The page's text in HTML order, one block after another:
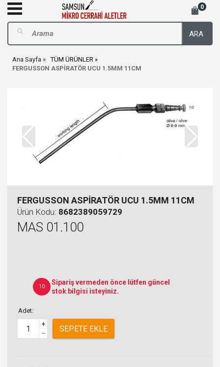
0
ARA
Ana Sayfa
TÜM ÜRÜNLER
FERGUSSON ASPİRATÖR UCU 1.5MM 11CM
FERGUSSON ASPİRATÖR UCU 1.5MM 11CM
Ürün Kodu: 8682389059729
MAS 01.100
10
Sipariş vermeden önce lütfen güncel
stok bilgisi isteyiniz.
Adet:
+
–
SEPETE EKLE